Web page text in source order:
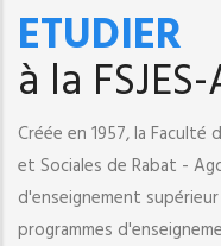
ETUDIER
à la
Créée en 1957, la Faculté
et Sociales de Rabat -
d'enseignement
programmes